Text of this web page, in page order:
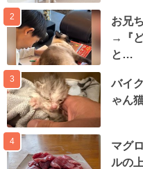
2
お兄
→『
と…
3
バイ
ゃん
4
マグ
ルの